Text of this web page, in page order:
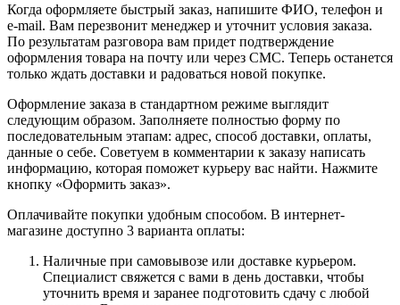
Когда оформляете быстрый заказ, напишите ФИО, телефон и
e-mail. Вам перезвонит менеджер и уточнит условия заказа.
По результатам разговора вам придет подтверждение
оформления товара на почту или через СМС. Теперь останется
только ждать доставки и радоваться новой покупке.
Оформление заказа в стандартном режиме выглядит
следующим образом. Заполняете полностью форму по
последовательным этапам: адрес, способ доставки, оплаты,
данные о себе. Советуем в комментарии к заказу написать
информацию, которая поможет курьеру вас найти. Нажмите
кнопку «Оформить заказ».
Оплачивайте покупки удобным способом. В интернет-
магазине доступно 3 варианта оплаты:
Наличные при самовывозе или доставке курьером.
Специалист свяжется с вами в день доставки, чтобы
уточнить время и заранее подготовить сдачу с любой